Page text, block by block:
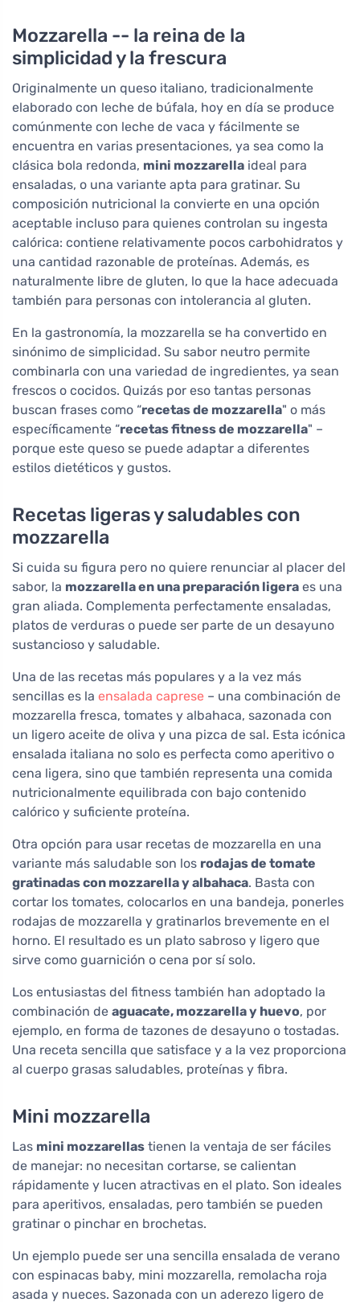
Mozzarella -- la reina de la
simplicidad y la frescura
Originalmente un queso italiano, tradicionalmente
elaborado con leche de búfala, hoy en día se produce
comúnmente con leche de vaca y fácilmente se
encuentra en varias presentaciones, ya sea como la
clásica bola redonda, mini mozzarella ideal para
ensaladas, o una variante apta para gratinar. Su
composición nutricional la convierte en una opción
aceptable incluso para quienes controlan su ingesta
calórica: contiene relativamente pocos carbohidratos y
una cantidad razonable de proteínas. Además, es
naturalmente libre de gluten, lo que la hace adecuada
también para personas con intolerancia al gluten.
En la gastronomía, la mozzarella se ha convertido en
sinónimo de simplicidad. Su sabor neutro permite
combinarla con una variedad de ingredientes, ya sean
frescos o cocidos. Quizás por eso tantas personas
buscan frases como “recetas de mozzarella" o más
específicamente “recetas fitness de mozzarella" –
porque este queso se puede adaptar a diferentes
estilos dietéticos y gustos.
Recetas ligeras y saludables con
mozzarella
Si cuida su figura pero no quiere renunciar al placer del
sabor, la mozzarella en una preparación ligera es una
gran aliada. Complementa perfectamente ensaladas,
platos de verduras o puede ser parte de un desayuno
sustancioso y saludable.
Una de las recetas más populares y a la vez más
sencillas es la ensalada caprese – una combinación de
mozzarella fresca, tomates y albahaca, sazonada con
un ligero aceite de oliva y una pizca de sal. Esta icónica
ensalada italiana no solo es perfecta como aperitivo o
cena ligera, sino que también representa una comida
nutricionalmente equilibrada con bajo contenido
calórico y suficiente proteína.
Otra opción para usar recetas de mozzarella en una
variante más saludable son los rodajas de tomate
gratinadas con mozzarella y albahaca. Basta con
cortar los tomates, colocarlos en una bandeja, ponerles
rodajas de mozzarella y gratinarlos brevemente en el
horno. El resultado es un plato sabroso y ligero que
sirve como guarnición o cena por sí solo.
Los entusiastas del fitness también han adoptado la
combinación de aguacate, mozzarella y huevo, por
ejemplo, en forma de tazones de desayuno o tostadas.
Una receta sencilla que satisface y a la vez proporciona
al cuerpo grasas saludables, proteínas y fibra.
Mini mozzarella
Las mini mozzarellas tienen la ventaja de ser fáciles
de manejar: no necesitan cortarse, se calientan
rápidamente y lucen atractivas en el plato. Son ideales
para aperitivos, ensaladas, pero también se pueden
gratinar o pinchar en brochetas.
Un ejemplo puede ser una sencilla ensalada de verano
con espinacas baby, mini mozzarella, remolacha roja
asada y nueces. Sazonada con un aderezo ligero de